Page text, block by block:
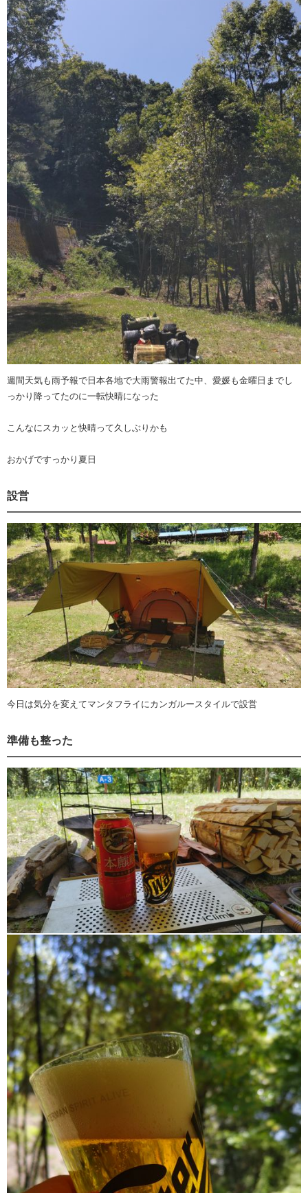
週間天気も雨予報で日本各地で大雨警報出てた中、愛媛も金曜日までし
っかり降ってたのに一転快晴になった
こんなにスカッと快晴って久しぶりかも
おかげですっかり夏日
設営
今日は気分を変えてマンタフライにカンガルースタイルで設営
準備も整った